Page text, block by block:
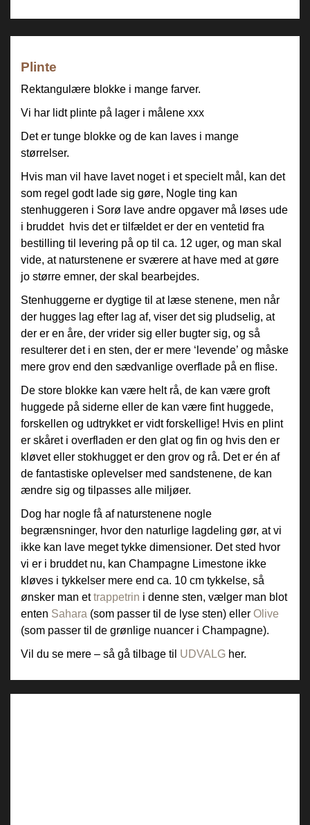
Play
Plinte
Rektangulære blokke i mange farver.
Vi har lidt plinte på lager i målene xxx
Det er tunge blokke og de kan laves i mange
størrelser.
Hvis man vil have lavet noget i et specielt mål, kan det
som regel godt lade sig gøre, Nogle ting kan
stenhuggeren i Sorø lave andre opgaver må løses ude
i bruddet hvis det er tilfældet er der en ventetid fra
bestilling til levering på op til ca. 12 uger, og man skal
vide, at naturstenene er sværere at have med at gøre
jo større emner, der skal bearbejdes.
Stenhuggerne er dygtige til at læse stenene, men når
der hugges lag efter lag af, viser det sig pludselig, at
der er en åre, der vrider sig eller bugter sig, og så
resulterer det i en sten, der er mere ‘levende’ og måske
mere grov end den sædvanlige overflade på en flise.
De store blokke kan være helt rå, de kan være groft
huggede på siderne eller de kan være fint huggede,
forskellen og udtrykket er vidt forskellige! Hvis en plint
er skåret i overfladen er den glat og fin og hvis den er
kløvet eller stokhugget er den grov og rå. Det er én af
de fantastiske oplevelser med sandstenene, de kan
ændre sig og tilpasses alle miljøer.
Dog har nogle få af naturstenene nogle
begrænsninger, hvor den naturlige lagdeling gør, at vi
ikke kan lave meget tykke dimensioner. Det sted hvor
vi er i bruddet nu, kan Champagne Limestone ikke
kløves i tykkelser mere end ca. 10 cm tykkelse, så
ønsker man ettrappetrin i denne sten, vælger man blot
enten Sahara (som passer til de lyse sten) eller Olive
(som passer til de grønlige nuancer i Champagne).
Vil du se mere – så gå tilbage til UDVALG her.